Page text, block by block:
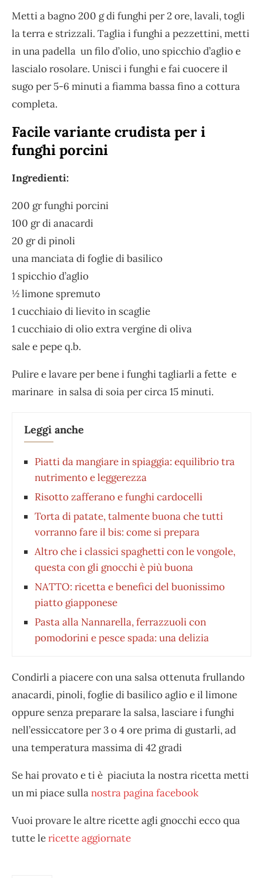
Metti a bagno 200 g di funghi per 2 ore, lavali, togli
la terra e strizzali. Taglia i funghi a pezzettini, metti
in una padella un filo d’olio, uno spicchio d’aglio e
lascialo rosolare. Unisci i funghi e fai cuocere il
sugo per 5-6 minuti a fiamma bassa fino a cottura
completa.
Facile variante crudista per i
funghi porcini
Ingredienti:
200 gr funghi porcini
100 gr di anacardi
20 gr di pinoli
una manciata di foglie di basilico
1 spicchio d’aglio
½ limone spremuto
1 cucchiaio di lievito in scaglie
1 cucchiaio di olio extra vergine di oliva
sale e pepe q.b.
Pulire e lavare per bene i funghi tagliarli a fette e
marinare in salsa di soia per circa 15 minuti.
Leggi anche
Piatti da mangiare in spiaggia: equilibrio tra
nutrimento e leggerezza
Risotto zafferano e funghi cardocelli
Torta di patate, talmente buona che tutti
vorranno fare il bis: come si prepara
Altro che i classici spaghetti con le vongole,
questa con gli gnocchi è più buona
NATTO: ricetta e benefici del buonissimo
piatto giapponese
Pasta alla Nannarella, ferrazzuoli con
pomodorini e pesce spada: una delizia
Condirli a piacere con una salsa ottenuta frullando
anacardi, pinoli, foglie di basilico aglio e il limone
oppure senza preparare la salsa, lasciare i funghi
nell’essiccatore per 3 o 4 ore prima di gustarli, ad
una temperatura massima di 42 gradi
Se hai provato e ti è piaciuta la nostra ricetta metti
un mi piace sullanostra pagina facebook
Vuoi provare le altre ricette agli gnocchi ecco qua
tutte lericette aggiornate